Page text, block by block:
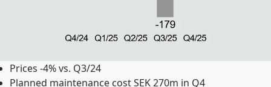
Prices -4% vs. Q3/24
Planned maintenance cost SEK 270m in Q4